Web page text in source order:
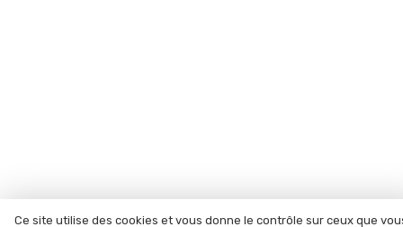
Ce site utilise des cookies et vous donne le contrôle sur ceux que